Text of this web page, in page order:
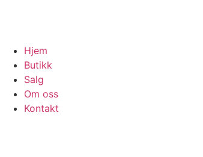
Hjem
Butikk
Salg
Om oss
Kontakt